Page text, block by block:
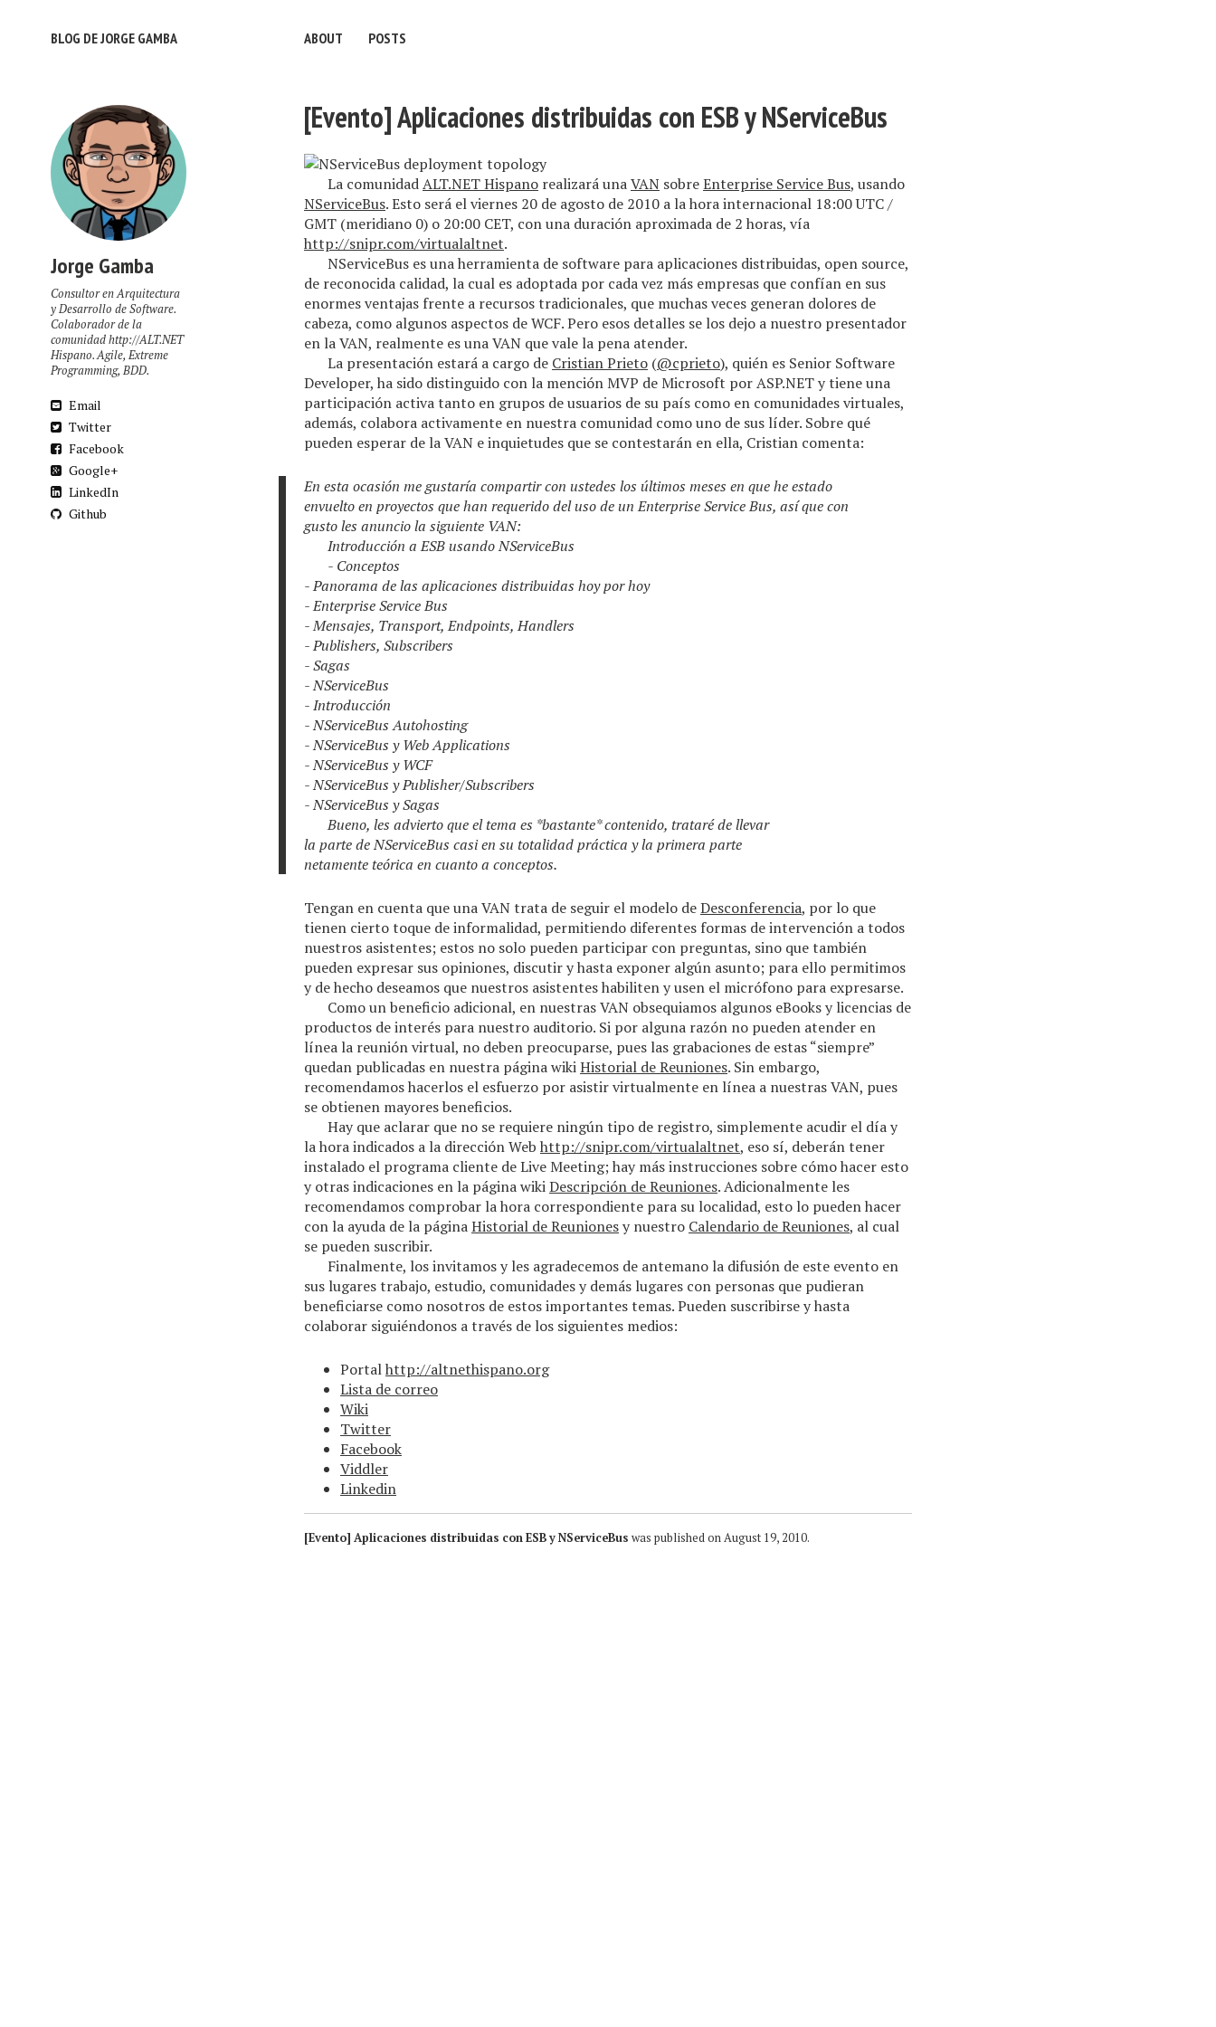
BLOG DE JORGE GAMBA ABOUT POSTS
Jorge Gamba
Consultor en Arquitectura
y Desarrollo de Software.
Colaborador de la
comunidad http://ALT.NET
Hispano. Agile, Extreme
Programming, BDD.
Email
Twitter
Facebook
Google+
LinkedIn
Github
[Evento] Aplicaciones distribuidas con ESB y NServiceBus
La comunidadALT.NET Hispano realizará unaVAN sobreEnterprise Service Bus, usando
NServiceBus. Esto será el viernes 20 de agosto de 2010 a la hora internacional 18:00 UTC /
GMT (meridiano 0) o 20:00 CET, con una duración aproximada de 2 horas, vía
http://snipr.com/virtualaltnet.
NServiceBus es una herramienta de software para aplicaciones distribuidas, open source,
de reconocida calidad, la cual es adoptada por cada vez más empresas que confían en sus
enormes ventajas frente a recursos tradicionales, que muchas veces generan dolores de
cabeza, como algunos aspectos de WCF. Pero esos detalles se los dejo a nuestro presentador
en la VAN, realmente es una VAN que vale la pena atender.
La presentación estará a cargo de Cristian Prieto (@cprieto), quién es Senior Software
Developer, ha sido distinguido con la mención MVP de Microsoft por ASP.NET y tiene una
participación activa tanto en grupos de usuarios de su país como en comunidades virtuales,
además, colabora activamente en nuestra comunidad como uno de sus líder. Sobre qué
pueden esperar de la VAN e inquietudes que se contestarán en ella, Cristian comenta:
En esta ocasión me gustaría compartir con ustedes los últimos meses en que he estado
envuelto en proyectos que han requerido del uso de un Enterprise Service Bus, así que con
gusto les anuncio la siguiente VAN:
Introducción a ESB usando NServiceBus
- Conceptos
- Panorama de las aplicaciones distribuidas hoy por hoy
- Enterprise Service Bus
- Mensajes, Transport, Endpoints, Handlers
- Publishers, Subscribers
- Sagas
- NServiceBus
- Introducción
- NServiceBus Autohosting
- NServiceBus y Web Applications
- NServiceBus y WCF
- NServiceBus y Publisher/Subscribers
- NServiceBus y Sagas
Bueno, les advierto que el tema es *bastante* contenido, trataré de llevar
la parte de NServiceBus casi en su totalidad práctica y la primera parte
netamente teórica en cuanto a conceptos.
Tengan en cuenta que una VAN trata de seguir el modelo deDesconferencia, por lo que
tienen cierto toque de informalidad, permitiendo diferentes formas de intervención a todos
nuestros asistentes; estos no solo pueden participar con preguntas, sino que también
pueden expresar sus opiniones, discutir y hasta exponer algún asunto; para ello permitimos
y de hecho deseamos que nuestros asistentes habiliten y usen el micrófono para expresarse.
Como un beneficio adicional, en nuestras VAN obsequiamos algunos eBooks y licencias de
productos de interés para nuestro auditorio. Si por alguna razón no pueden atender en
línea la reunión virtual, no deben preocuparse, pues las grabaciones de estas “siempre”
quedan publicadas en nuestra página wikiHistorial de Reuniones. Sin embargo,
recomendamos hacerlos el esfuerzo por asistir virtualmente en línea a nuestras VAN, pues
se obtienen mayores beneficios.
Hay que aclarar que no se requiere ningún tipo de registro, simplemente acudir el día y
la hora indicados a la dirección Web http://snipr.com/virtualaltnet, eso sí, deberán tener
instalado el programa cliente de Live Meeting; hay más instrucciones sobre cómo hacer esto
y otras indicaciones en la página wikiDescripción de Reuniones. Adicionalmente les
recomendamos comprobar la hora correspondiente para su localidad, esto lo pueden hacer
con la ayuda de la páginaHistorial de Reunionesy nuestro Calendario de Reuniones, al cual
se pueden suscribir.
Finalmente, los invitamos y les agradecemos de antemano la difusión de este evento en
sus lugares trabajo, estudio, comunidades y demás lugares con personas que pudieran
beneficiarse como nosotros de estos importantes temas. Pueden suscribirse y hasta
colaborar siguiéndonos a través de los siguientes medios:
Portalhttp://altnethispano.org
Lista de correo
Wiki
Twitter
Facebook
Viddler
Linkedin
[Evento] Aplicaciones distribuidas con ESB y NServiceBus was published onAugust 19, 2010.